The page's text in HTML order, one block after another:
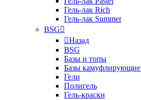
Гель-лак Rich
Гель-лак Summer
BSG
Назад
BSG
Базы и топы
Базы камуфлирующие
Гели
Полигель
Гель-краски